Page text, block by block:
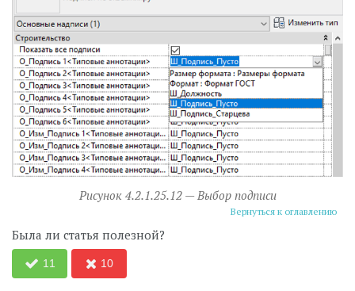
Рисунок 4.2.1.25.12 — Выбор подписи
Вернуться к оглавлению
Была ли статья полезной?
11 10